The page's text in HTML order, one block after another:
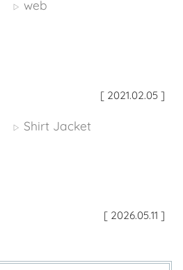
▷ web
[ 2021.02.05 ]
▷ Shirt Jacket
[ 2026.05.11 ]